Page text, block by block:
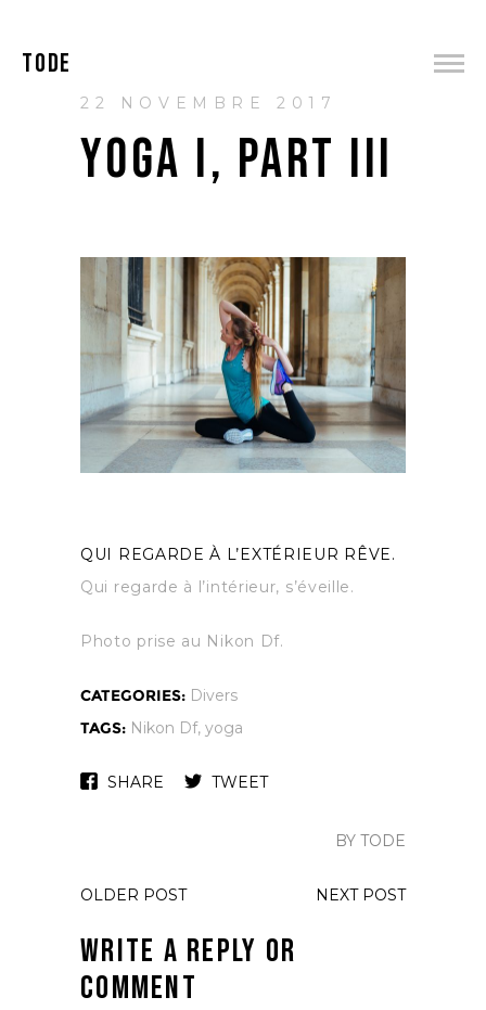
TODE
22 NOVEMBRE 2017
YOGA I, PART III
QUI REGARDE À L’EXTÉRIEUR RÊVE.
Qui regarde à l’intérieur, s’éveille.
Photo prise au Nikon Df.
CATEGORIES: Divers
TAGS: Nikon Df, yoga
SHARE TWEET
BY TODE
OLDER POST NEXT POST
Write a Reply or
Comment